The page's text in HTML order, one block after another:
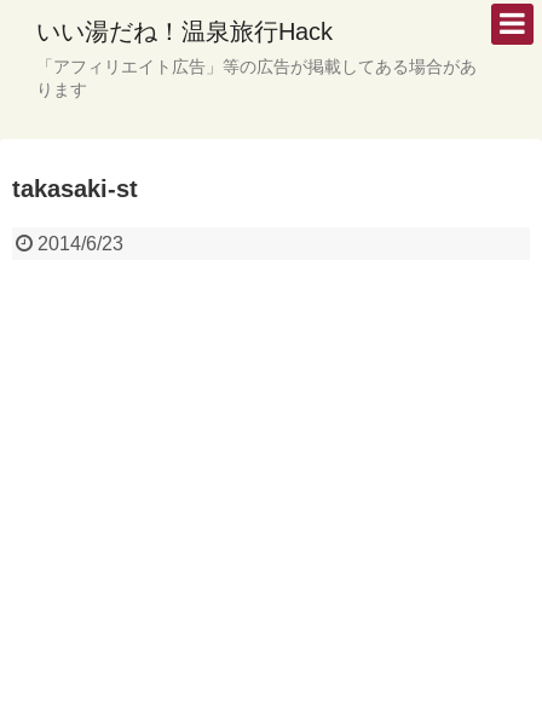
いい湯だね！温泉旅行Hack
「アフィリエイト広告」等の広告が掲載してある場合があ
ります
takasaki-st
2014/6/23